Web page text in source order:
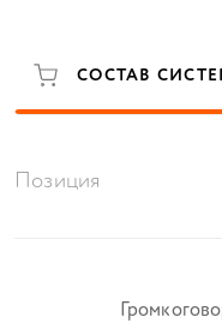
СОСТАВ
Позиция